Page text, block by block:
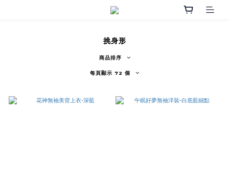
挑身形
商品排序
每頁顯示 72 個